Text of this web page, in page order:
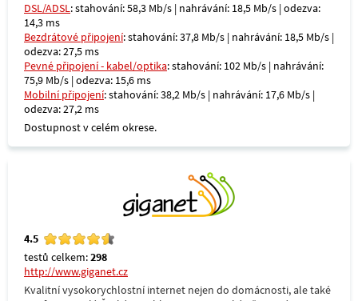
DSL/ADSL: stahování: 58,3 Mb/s | nahrávání: 18,5 Mb/s | odezva:
14,3 ms
Bezdrátové připojení: stahování: 37,8 Mb/s | nahrávání: 18,5 Mb/s |
odezva: 27,5 ms
Pevné připojení - kabel/optika: stahování: 102 Mb/s | nahrávání:
75,9 Mb/s | odezva: 15,6 ms
Mobilní připojení: stahování: 38,2 Mb/s | nahrávání: 17,6 Mb/s |
odezva: 27,2 ms
Dostupnost v celém okrese.
4.5
testů celkem:298
http://www.giganet.cz
Kvalitní vysokorychlostní internet nejen do domácnosti, ale také